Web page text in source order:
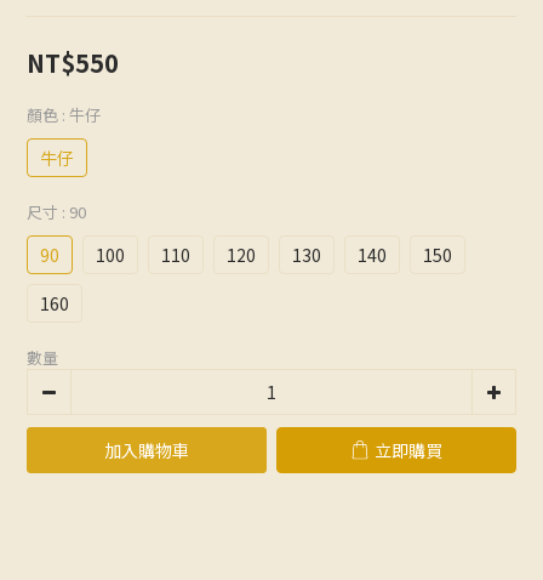
NT$550
顏色 : 牛仔
牛仔
尺寸 : 90
90 100 110 120 130 140
150
160
數量
加入購物車 立即購買